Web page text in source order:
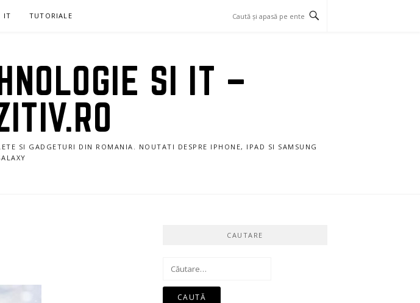
IT TUTORIALE
SI IT –
SI GADGETURI DIN ROMANIA. NOUTATI DESPRE IPHONE, IPAD SI SAMSUNG
CAUTARE
Caută